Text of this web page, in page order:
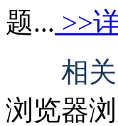
题... >>
相
浏览器